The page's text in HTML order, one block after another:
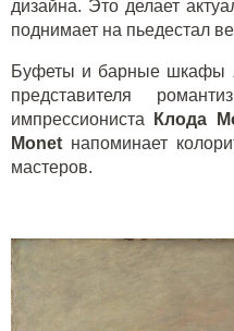
дизайна. Это делает
поднимает на пьедестал
Буфеты и барные шкафы
представителя
импрессиониста
Клода
Monet напоминает
мастеров.